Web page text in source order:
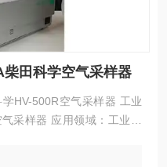
田科学空气采样器
HV-500R空气采样器 工业
域：工业粉